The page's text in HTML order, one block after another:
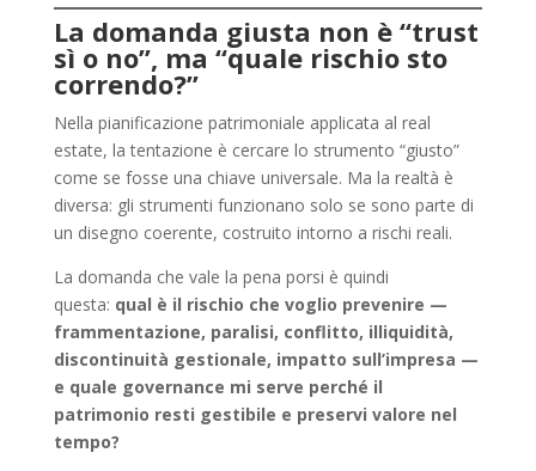
La domanda giusta non è “trust
sì o no”, ma “quale rischio sto
correndo?”
Nella pianificazione patrimoniale applicata al real
estate, la tentazione è cercare lo strumento “giusto”
come se fosse una chiave universale. Ma la realtà è
diversa: gli strumenti funzionano solo se sono parte di
un disegno coerente, costruito intorno a rischi reali.
La domanda che vale la pena porsi è quindi
questa: qual è il rischio che voglio prevenire —
frammentazione, paralisi, conflitto, illiquidità,
discontinuità gestionale, impatto sull’impresa —
e quale governance mi serve perché il
patrimonio resti gestibile e preservi valore nel
tempo?